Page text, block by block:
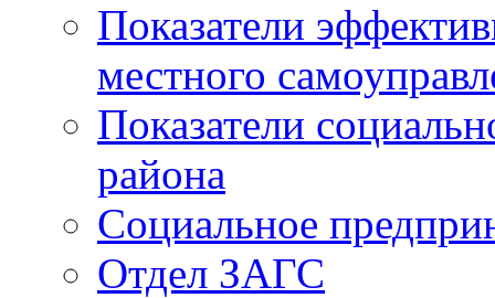
Показатели
местного
Показатели
района
Социальное
Отдел ЗАГС